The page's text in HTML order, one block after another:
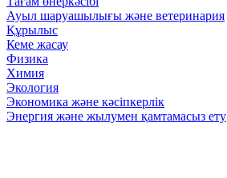
Ауыл шаруашылығы және ветеринария
Құрылыс
Кеме жасау
Физика
Химия
Экология
Экономика және кәсіпкерлік
Энергия және жылумен қамтамасыз ету